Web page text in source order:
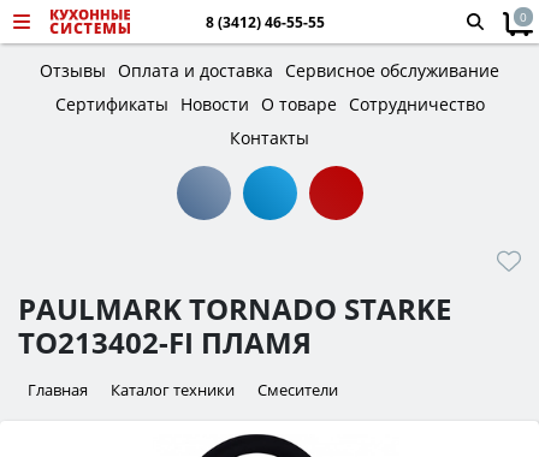
8 (3412) 46-55-55 0
Отзывы Оплата и доставка Сервисное обслуживание
Сертификаты
Новости О товаре Сотрудничество
Контакты
PAULMARK TORNADO STARKE
TO213402-FI ПЛАМЯ
Главная Каталог техники Смесители